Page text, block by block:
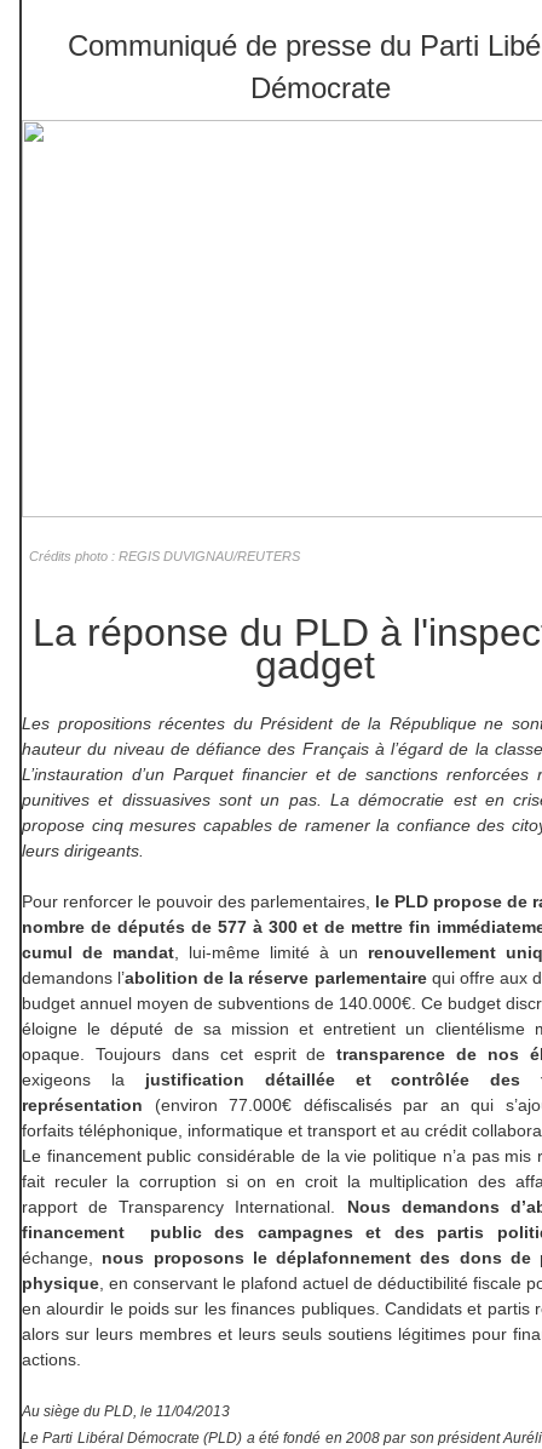
Communiqué de presse du Parti
Démocrate
Crédits photo : REGIS DUVIGNAU/REUTERS
La réponse du PLD à
gadget
Les propositions récentes du Président de la République ne
hauteur du niveau de défiance des Français à l’égard de la
L’instauration d’un Parquet financier et de sanctions renforcées
punitives et dissuasives sont un pas. La démocratie est en
propose cinq mesures capables de ramener la confiance des
leurs dirigeants.
Pour renforcer le pouvoir des parlementaires, le PLD propose de
nombre de députés de 577 à 300 et de mettre fin
cumul de mandat , lui-même limité à un renouvellement
demandons l’abolition de la réserve parlementairequi offre aux
budget annuel moyen de subventions de 140.000€. Ce budget
éloigne le député de sa mission et entretient un clientélisme
opaque. Toujours dans cet esprit detransparence de nos
exigeons la justification détaillée et contrôlée des
représentation (environ 77.000€ défiscalisés par an qui
forfaits téléphonique, informatique et transport et au crédit
Le financement public considérable de la vie politique n’a pas mis
fait reculer la corruption si on en croit la multiplication des
rapport de Transparency International. Nous demandons
financement public des campagnes et des partis
échange, nous proposons le déplafonnement des dons de
physique , en conservant le plafond actuel de déductibilité fiscale
en alourdir le poids sur les finances publiques. Candidats et partis
alors sur leurs membres et leurs seuls soutiens légitimes pour
actions.
Au siège du PLD, le 11/04/2013
Le Parti Libéral Démocrate (PLD) a été fondé en 2008 par son président